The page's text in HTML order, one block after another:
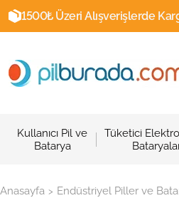
1500₺ Üzeri Alışverişlerde
Kullanıcı Pil ve
Batarya
Tüketici
Anasayfa > Endüstriyel Piller ve